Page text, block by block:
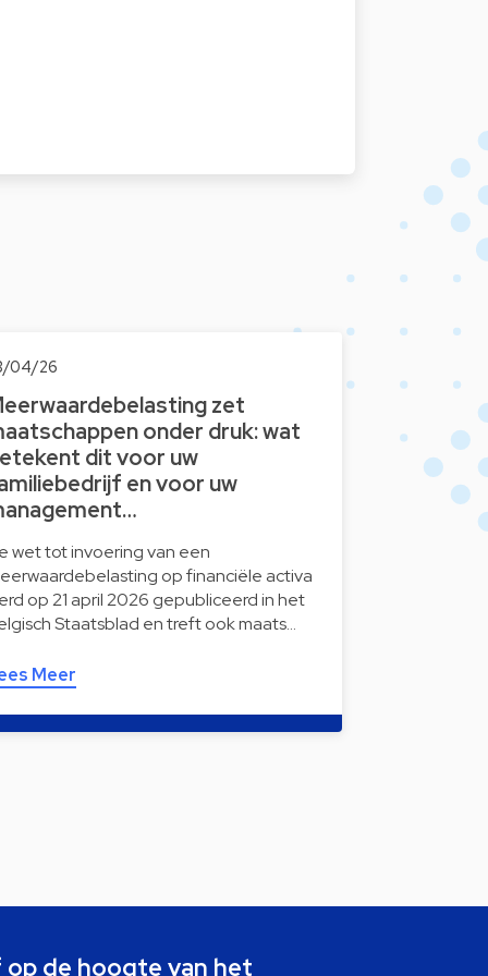
04/26
zet
onder druk: wat
dit voor uw
en voor uw
wet tot invoering van een
op financiële activa
op 21 april 2026 gepubliceerd in het
Staatsblad en treft ook maats…
Meer
op de hoogte van het